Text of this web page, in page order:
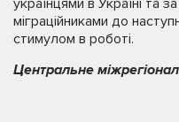
міграційниками до
стимулом в роботі.
Центральне